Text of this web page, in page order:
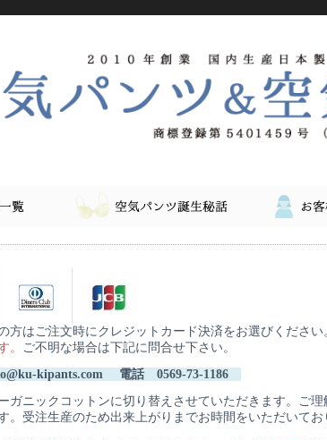
方はご注文時にクレジットカード決済をお選びくださ
。 ご不明な場合は下記に問合せ下さい。
kipants.com 電話 0569-73-1186
ニックコットンに切り替えさせていただきます。ご理
受注生産のため出来上がりまでお時間をいただいてお